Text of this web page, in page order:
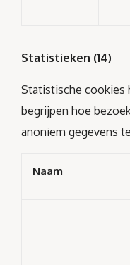
Statistieken (14)
Statistische cookies
begrijpen hoe
anoniem gegevens
Naam